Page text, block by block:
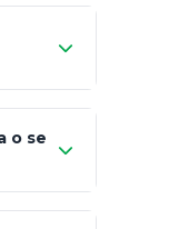
o se